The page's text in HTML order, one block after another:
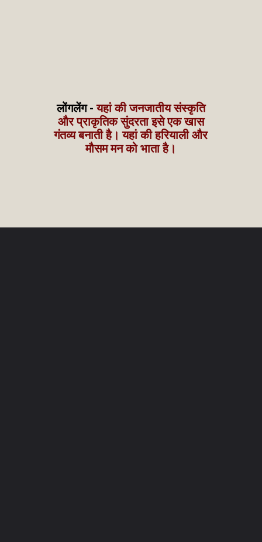
लोंगलेंग -यहां की जनजातीय संस्कृति
और प्राकृतिक सुंदरता इसे एक खास
गंतव्य बनाती है। यहां की हरियाली और
मौसम मन को भाता है।